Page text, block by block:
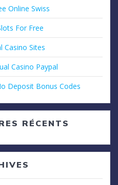
Online Swiss
For Free
Casino Sites
Casino Paypal
Deposit Bonus Codes
RÉCENTS